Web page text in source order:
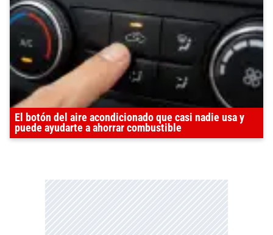
El botón del aire acondicionado que casi nadie usa y
puede ayudarte a ahorrar combustible